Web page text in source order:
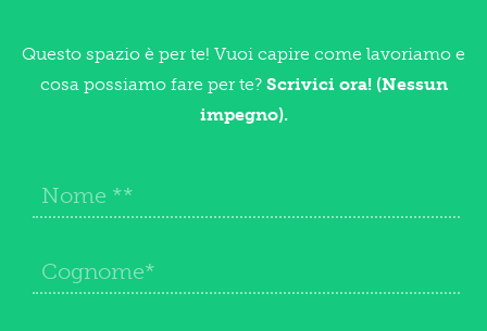
Questo spazio è per te! Vuoi capire come lavoriamo e
cosa possiamo fare per te? Scrivici ora! (Nessun
impegno).